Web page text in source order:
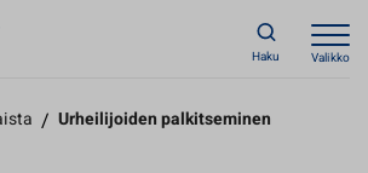
Haku Valikko
/ Urheilijoiden palkitseminen